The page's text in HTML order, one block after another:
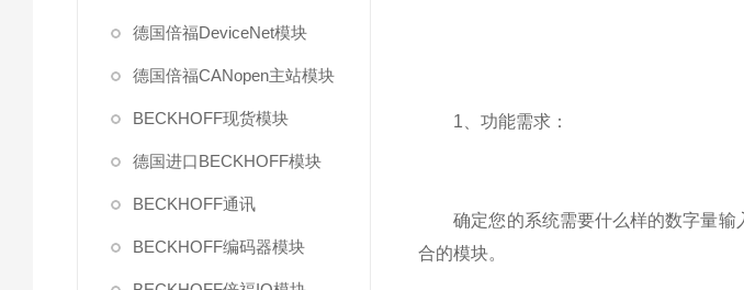
德国倍福DeviceNet模块
德国倍福CANopen主站模块
BECKHOFF现货模块
德国进口BECKHOFF模块
BECKHOFF通讯
BECKHOFF编码器模块
1、功能需求：
确定您的系统需要什么样的数字量输
合的模块。